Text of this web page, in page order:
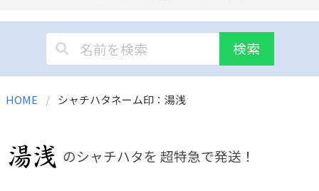
検索
HOME シャチハタネーム印：湯浅
のシャチハタを 超特急で発送！